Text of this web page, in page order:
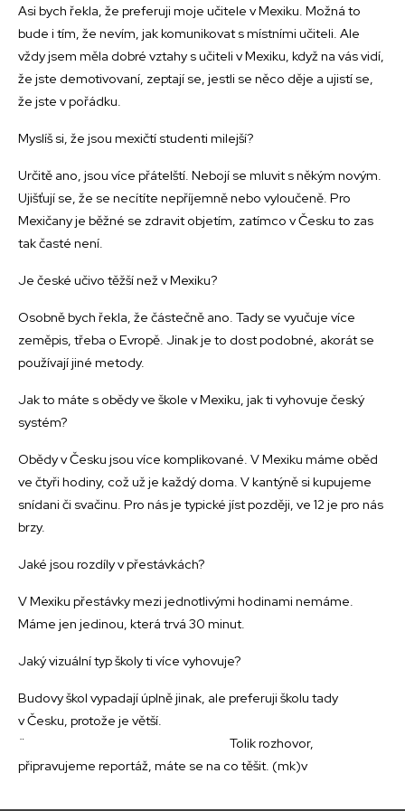
Asi bych řekla, že preferuji moje učitele v Mexiku. Možná to
bude i tím, že nevím, jak komunikovat s místními učiteli. Ale
vždy jsem měla dobré vztahy s učiteli v Mexiku, když na vás vidí,
že jste demotivovaní, zeptají se, jestli se něco děje a ujistí se,
že jste v pořádku.
Myslíš si, že jsou mexičtí studenti milejší?
Určitě ano, jsou více přátelští. Nebojí se mluvit s někým novým.
Ujišťují se, že se necítíte nepříjemně nebo vyloučeně. Pro
Mexičany je běžné se zdravit objetím, zatímco v Česku to zas
tak časté není.
Je české učivo těžší než v Mexiku?
Osobně bych řekla, že částečně ano. Tady se vyučuje více
zeměpis, třeba o Evropě. Jinak je to dost podobné, akorát se
používají jiné metody.
Jak to máte s obědy ve škole v Mexiku, jak ti vyhovuje český
systém?
Obědy v Česku jsou více komplikované. V Mexiku máme oběd
ve čtyři hodiny, což už je každý doma. V kantýně si kupujeme
snídani či svačinu. Pro nás je typické jíst později, ve 12 je pro nás
brzy.
Jaké jsou rozdíly v přestávkách?
V Mexiku přestávky mezi jednotlivými hodinami nemáme.
Máme jen jedinou, která trvá 30 minut.
Jaký vizuální typ školy ti více vyhovuje?
Budovy škol vypadají úplně jinak, ale preferuji školu tady
v Česku, protože je větší.
¨ Tolik rozhovor,
připravujeme reportáž, máte se na co těšit. (mk)v